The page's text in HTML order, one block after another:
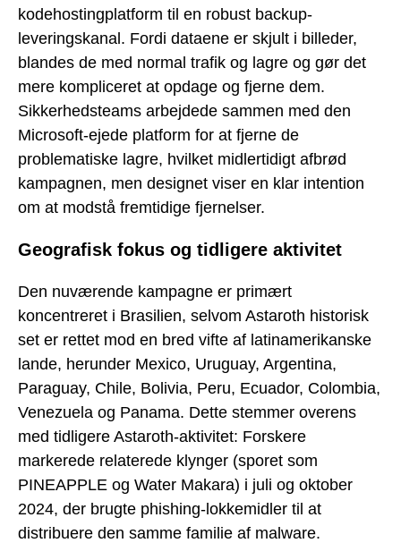
kodehostingplatform til en robust backup-
leveringskanal. Fordi dataene er skjult i billeder,
blandes de med normal trafik og lagre og gør det
mere kompliceret at opdage og fjerne dem.
Sikkerhedsteams arbejdede sammen med den
Microsoft-ejede platform for at fjerne de
problematiske lagre, hvilket midlertidigt afbrød
kampagnen, men designet viser en klar intention
om at modstå fremtidige fjernelser.
Geografisk fokus og tidligere aktivitet
Den nuværende kampagne er primært
koncentreret i Brasilien, selvom Astaroth historisk
set er rettet mod en bred vifte af latinamerikanske
lande, herunder Mexico, Uruguay, Argentina,
Paraguay, Chile, Bolivia, Peru, Ecuador, Colombia,
Venezuela og Panama. Dette stemmer overens
med tidligere Astaroth-aktivitet: Forskere
markerede relaterede klynger (sporet som
PINEAPPLE og Water Makara) i juli og oktober
2024, der brugte phishing-lokkemidler til at
distribuere den samme familie af malware.